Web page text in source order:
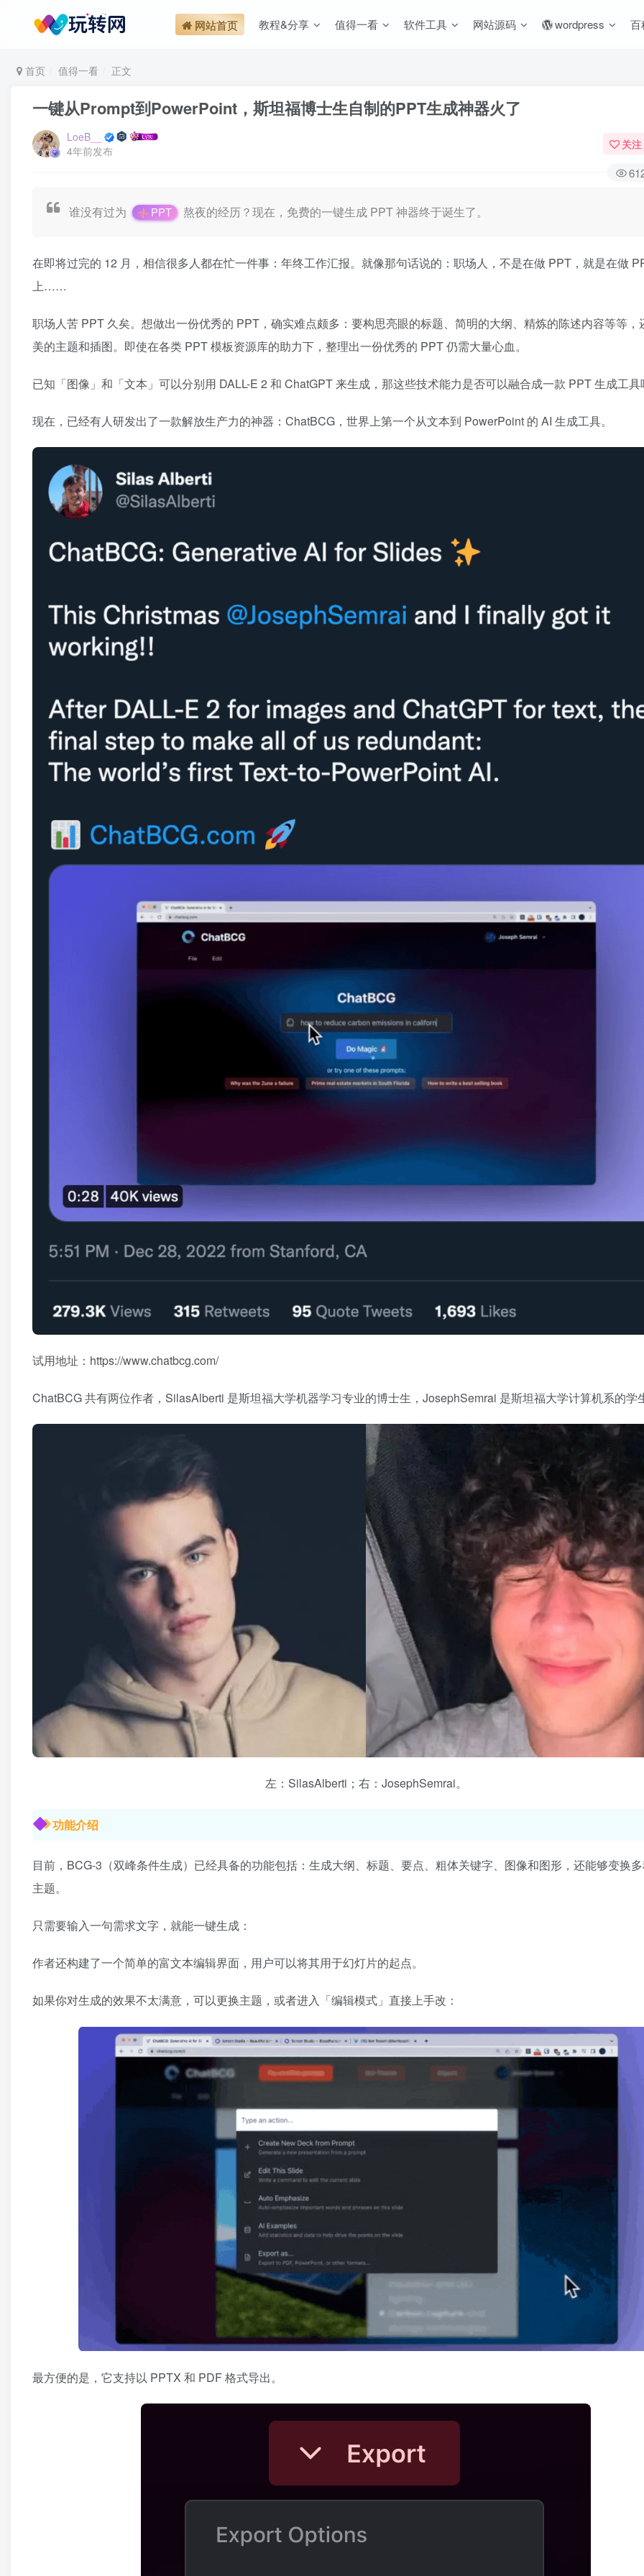
网站首页 教程&分享 值得一看 软件工具 网站源码 wordpress 百
首页 值得一看 正文
一键从Prompt到PowerPoint，斯坦福博士生自制的PPT生成神器火了
LoeB__
4年前发布
关注
谁没有过为 PPT 熬夜的经历？现在，免费的一键生成 PPT 神器终于诞生了。
在即将过完的 12 月，相信很多人都在忙一件事：年终工作汇报。就像那句话说的：职场人，不是在做 PPT，就是在做
上……
职场人苦 PPT 久矣。想做出一份优秀的 PPT，确实难点颇多：要构思亮眼的标题、简明的大纲、精炼的陈述内容等等，
美的主题和插图。即使在各类 PPT 模板资源库的助力下，整理出一份优秀的 PPT 仍需大量心血。
已知「图像」和「文本」可以分别用 DALL-E 2 和 ChatGPT 来生成，那这些技术能力是否可以融合成一款 PPT 生成工具
现在，已经有人研发出了一款解放生产力的神器：ChatBCG，世界上第一个从文本到 PowerPoint 的 AI 生成工具。
试用地址：https://www.chatbcg.com/
ChatBCG 共有两位作者，SilasAlberti 是斯坦福大学机器学习专业的博士生，JosephSemrai 是斯坦福大学计算机系的学
左：SilasAlberti；右：JosephSemrai。
功能介绍
目前，BCG-3（双峰条件生成）已经具备的功能包括：生成大纲、标题、要点、粗体关键字、图像和图形，还能够变换
主题。
只需要输入一句需求文字，就能一键生成：
作者还构建了一个简单的富文本编辑界面，用户可以将其用于幻灯片的起点。
如果你对生成的效果不太满意，可以更换主题，或者进入「编辑模式」直接上手改：
最方便的是，它支持以 PPTX 和 PDF 格式导出。